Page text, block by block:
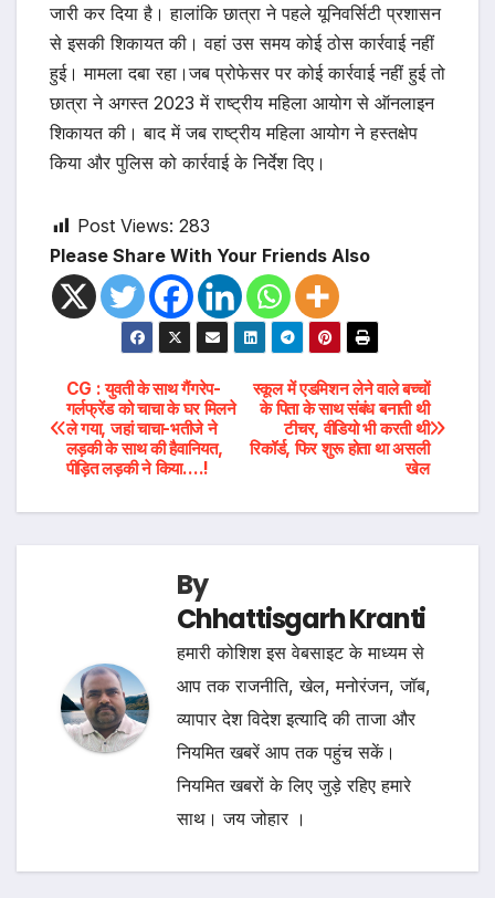
जारी कर दिया है। हालांकि छात्रा ने पहले यूनिवर्सिटी प्रशासन
से इसकी शिकायत की। वहां उस समय कोई ठोस कार्रवाई नहीं
हुई। मामला दबा रहा।जब प्रोफेसर पर कोई कार्रवाई नहीं हुई तो
छात्रा ने अगस्त 2023 में राष्ट्रीय महिला आयोग से ऑनलाइन
शिकायत की। बाद में जब राष्ट्रीय महिला आयोग ने हस्तक्षेप
किया और पुलिस को कार्रवाई के निर्देश दिए।
Post Views: 283
Please Share With Your Friends Also
Post
navigation
स्कूल में एडमिशन लेने वाले बच्चों
के पिता के साथ संबंध बनाती थी
टीचर, वीडियो भी करती थी
रिकॉर्ड, फिर शुरू होता था असली
खेल
CG : युवती के साथ गैंगरेप-
गर्लफ्रेंड को चाचा के घर मिलने
ले गया, जहां चाचा-भतीजे ने
लड़की के साथ की हैवानियत,
पीड़ित लड़की ने किया….!
By
Chhattisgarh Kranti
हमारी कोशिश इस वेबसाइट के माध्यम से
आप तक राजनीति, खेल, मनोरंजन, जॉब,
व्यापार देश विदेश इत्यादि की ताजा और
नियमित खबरें आप तक पहुंच सकें।
नियमित खबरों के लिए जुड़े रहिए हमारे
साथ। जय जोहार ।